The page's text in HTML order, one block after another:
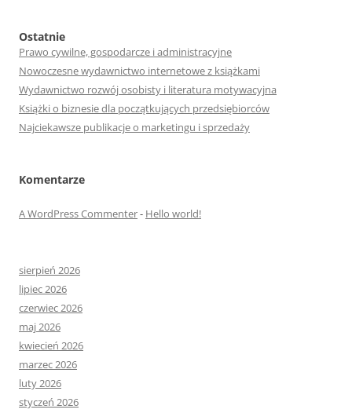
Ostatnie
Prawo cywilne, gospodarcze i administracyjne
Nowoczesne wydawnictwo internetowe z książkami
Wydawnictwo rozwój osobisty i literatura motywacyjna
Książki o biznesie dla początkujących przedsiębiorców
Najciekawsze publikacje o marketingu i sprzedaży
Komentarze
A WordPress Commenter- Hello world!
sierpień 2026
lipiec 2026
czerwiec 2026
maj 2026
kwiecień 2026
marzec 2026
luty 2026
styczeń 2026